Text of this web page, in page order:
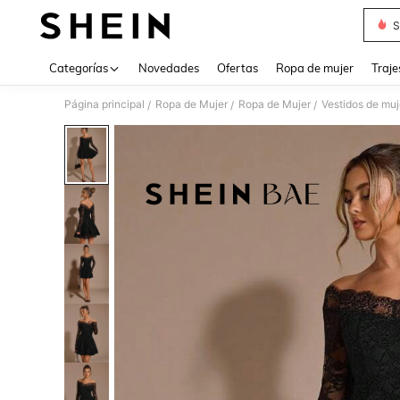
Categorías Novedades Ofertas Ropa de mujer
Página principal / Ropa de Mujer / Ropa de Mujer / Vestidos de